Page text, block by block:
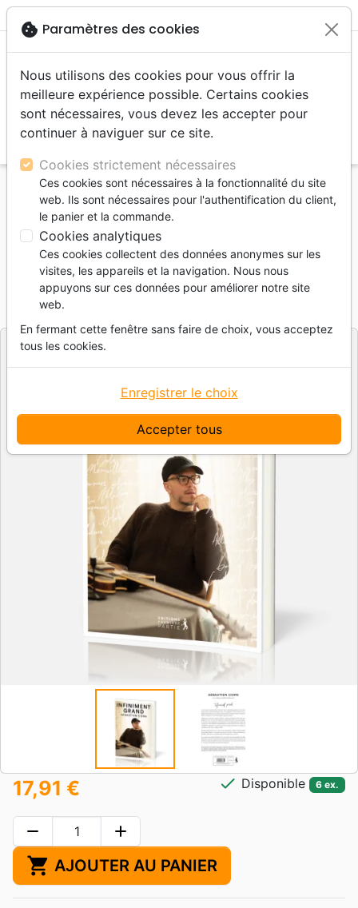
menu
Accueil Livres
Biographies, témoignage
INFINIMENT GRAND
INFINIMENT GRAND
Sébastien Corn
RéférencePP6335 EAN9782365263351
Editeur Première Partie
17,91 € check Disponible 6 ex.
remove add
shopping_cart AJOUTER AU PANIER
cookie Paramètres des cookies
Nous utilisons des cookies pour vous offrir la
meilleure expérience possible. Certains cookies
sont nécessaires, vous devez les accepter pour
continuer à naviguer sur ce site.
Cookies strictement nécessaires
Ces cookies sont nécessaires à la fonctionnalité du site
web. Ils sont nécessaires pour l'authentification du client,
le panier et la commande.
Cookies analytiques
Ces cookies collectent des données anonymes sur les
visites, les appareils et la navigation. Nous nous
appuyons sur ces données pour améliorer notre site
web.
En fermant cette fenêtre sans faire de choix, vous acceptez
tous les cookies.
Accepter tous
Enregistrer le choix